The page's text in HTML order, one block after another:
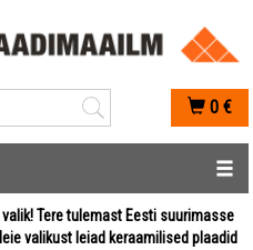
Mobiilis otsimise sisestus
0 €
Tere tulemast Eesti suurimasse
valikust leiad keraamilised plaadid